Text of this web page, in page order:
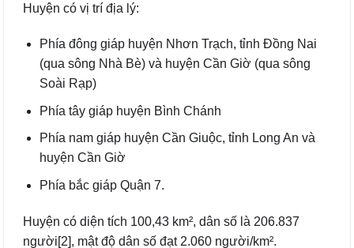
Huyện có vị trí địa lý:
Phía đông giáp huyện Nhơn Trạch, tỉnh Đồng Nai
(qua sông Nhà Bè) và huyện Cần Giờ (qua sông
Soài Rạp)
Phía tây giáp huyện Bình Chánh
Phía nam giáp huyện Cần Giuộc, tỉnh Long An và
huyện Cần Giờ
Phía bắc giáp Quận 7.
Huyện có diện tích 100,43 km², dân số là 206.837
người[2], mật độ dân số đạt 2.060 người/km².